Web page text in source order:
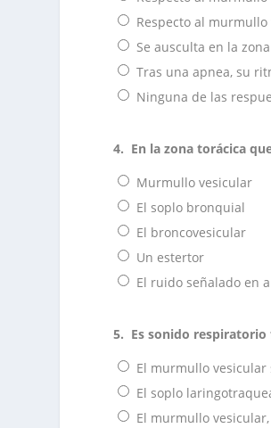
Respecto al
Se ausculta en la
Tras una apnea, su
Ninguna de las
4. En la zona torácica
Murmullo vesicular
El soplo bronquial
El broncovesicular
Un estertor
El ruido señalado en
5. Es sonido
El murmullo vesicular
El soplo
El murmullo